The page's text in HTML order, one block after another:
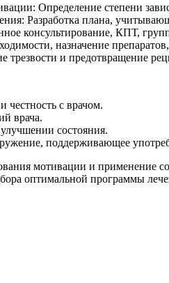
Определение степени
Разработка плана,
консультирование, КПТ,
назначение
трезвости и предотвращение
честность с врачом.
врача.
состояния.
поддерживающее
мотивации и применение
оптимальной программы